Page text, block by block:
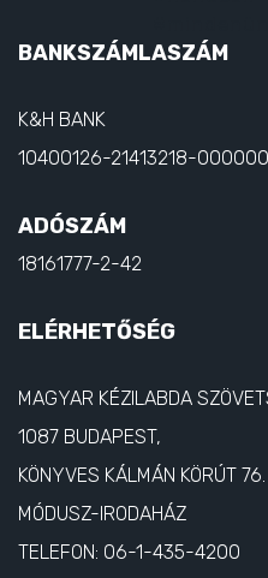
BANKSZÁMLASZÁM
K&H BANK
10400126-21413218-
ADÓSZÁM
18161777-2-42
ELÉRHETŐSÉG
MAGYAR KÉZILABDA
1087 BUDAPEST,
KÖNYVES KÁLMÁN KÖRÚT
MÓDUSZ-IRODAHÁZ
TELEFON: 06-1-435-4200